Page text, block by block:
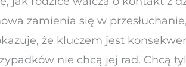
zamienia się w
że kluczem jest
nie chcą jej rad. Chcą